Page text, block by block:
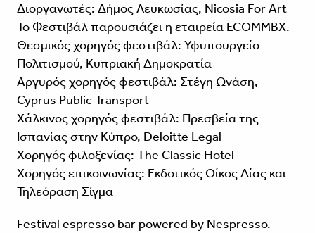
Διοργανωτές: Δήμος Λευκωσίας, Nicosia For Art
Το Φεστιβάλ παρουσιάζει η εταιρεία ECOMMBX.
Θεσμικός χορηγός φεστιβάλ: Υφυπουργείο
Πολιτισμού, Κυπριακή Δημοκρατία
Αργυρός χορηγός φεστιβάλ: Στέγη Ωνάση,
Cyprus Public Transport
Χάλκινος χορηγός φεστιβάλ: Πρεσβεία της
Ισπανίας στην Κύπρο, Deloitte Legal
Χορηγός φιλοξενίας: The Classic Hotel
Χορηγός επικοινωνίας: Εκδοτικός Οίκος Δίας και
Τηλεόραση Σίγμα
Festival espresso bar powered by Nespresso.